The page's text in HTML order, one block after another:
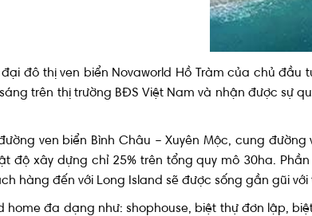
Kinh nghiệm
đô thị ven biển Novaworld Hồ Tràm của chủ đầu
trên thị trường BĐS Việt Nam và nhận được sự
ven biển Bình Châu – Xuyên Mộc, cung
độ xây dựng chỉ 25% trên tổng quy mô 30ha.
hàng đến với Long Island sẽ được sống gần gũi
đa dạng như: shophouse, biệt thự đơn lập,